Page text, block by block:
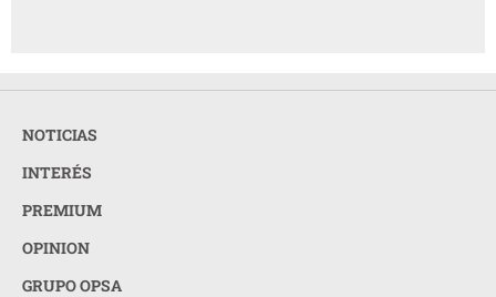
NOTICIAS
INTERÉS
PREMIUM
OPINION
GRUPO OPSA